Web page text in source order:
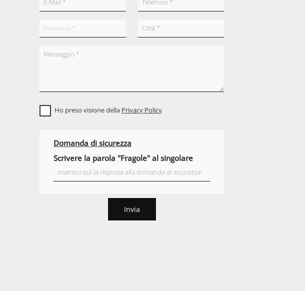
Ho preso visione della Privacy Policy
Domanda di sicurezza
Scrivere la parola "Fragole" al singolare
Invia